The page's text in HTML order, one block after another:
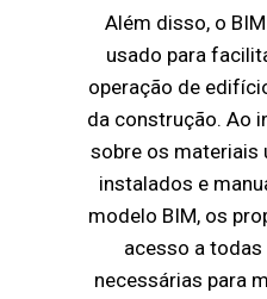
Além disso, o
usado para
operação de
da construção. Ao
sobre os materiais
instalados e
modelo BIM, os
acesso a
necessárias para